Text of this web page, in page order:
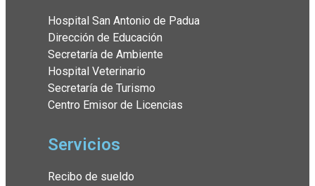
Hospital San Antonio de Padua
Dirección de Educación
Secretaría de Ambiente
Hospital Veterinario
Secretaría de Turismo
Centro Emisor de Licencias
Servicios
Recibo de sueldo